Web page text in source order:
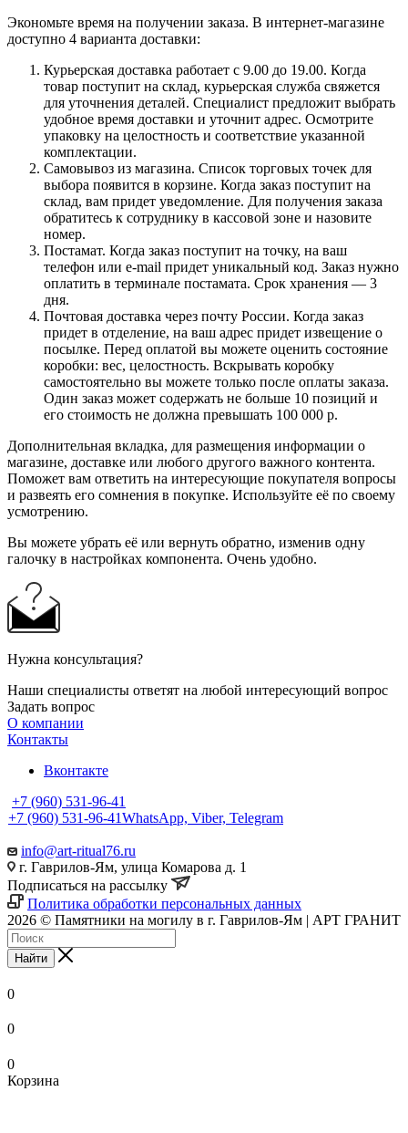
Экономьте время на получении заказа. В интернет-магазине
доступно 4 варианта доставки:
Курьерская доставка работает с 9.00 до 19.00. Когда
товар поступит на склад, курьерская служба свяжется
для уточнения деталей. Специалист предложит выбрать
удобное время доставки и уточнит адрес. Осмотрите
упаковку на целостность и соответствие указанной
комплектации.
Самовывоз из магазина. Список торговых точек для
выбора появится в корзине. Когда заказ поступит на
склад, вам придет уведомление. Для получения заказа
обратитесь к сотруднику в кассовой зоне и назовите
номер.
Постамат. Когда заказ поступит на точку, на ваш
телефон или e-mail придет уникальный код. Заказ нужно
оплатить в терминале постамата. Срок хранения — 3
дня.
Почтовая доставка через почту России. Когда заказ
придет в отделение, на ваш адрес придет извещение о
посылке. Перед оплатой вы можете оценить состояние
коробки: вес, целостность. Вскрывать коробку
самостоятельно вы можете только после оплаты заказа.
Один заказ может содержать не больше 10 позиций и
его стоимость не должна превышать 100 000 р.
Дополнительная вкладка, для размещения информации о
магазине, доставке или любого другого важного контента.
Поможет вам ответить на интересующие покупателя вопросы
и развеять его сомнения в покупке. Используйте её по своему
усмотрению.
Вы можете убрать её или вернуть обратно, изменив одну
галочку в настройках компонента. Очень удобно.
Нужна консультация?
Наши специалисты ответят на любой интересующий вопрос
Задать вопрос
О компании
Контакты
Вконтакте
+7 (960) 531-96-41
+7 (960) 531-96-41WhatsApp, Viber, Telegram
info@art-ritual76.ru
г. Гаврилов-Ям, улица Комарова д. 1
Подписаться на рассылку
Политика обработки персональных данных
2026 © Памятники на могилу в г. Гаврилов-Ям | АРТ ГРАНИТ
Найти
0
0
0
Корзина